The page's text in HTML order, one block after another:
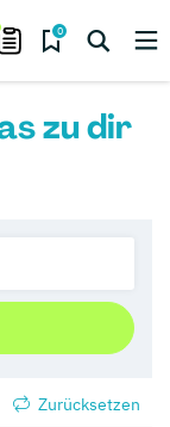
0
zu dir
Zurücksetzen